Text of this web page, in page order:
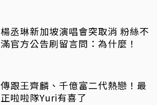
楊丞琳新加坡演唱會突取消 粉絲不
滿官方公告刷留言問：為什麼！
傳跟王齊麟、千億富二代熱戀！最
正啦啦隊Yuri有喜了